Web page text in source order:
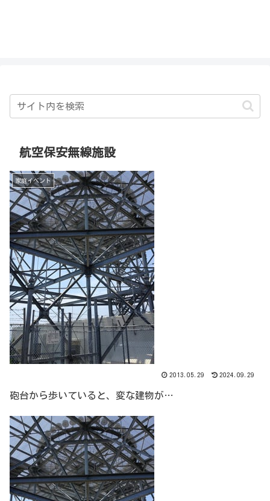
航空保安無線施設
家庭イベント
2013.05.29 2024.09.29
砲台から歩いていると、変な建物が…